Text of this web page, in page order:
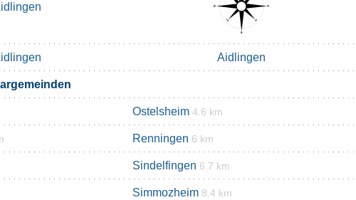
Aidlingen
Ostelsheim 4.6 km
Renningen 6 km
Sindelfingen 6.7 km
Simmozheim 8.4 km